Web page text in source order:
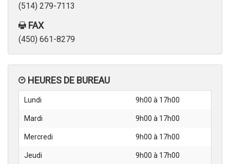
(514) 279-7113
FAX
(450) 661-8279
HEURES DE BUREAU
Lundi 9h00 à 17h00
Mardi 9h00 à 17h00
Mercredi 9h00 à 17h00
Jeudi 9h00 à 17h00